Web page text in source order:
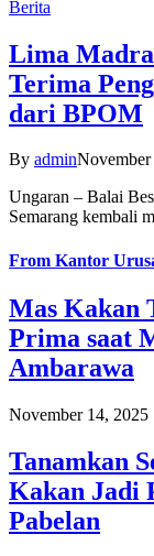
Berita
Lima
Terima
dari BPOM
By admin
Ungaran – Balai
Semarang kembali
From Kantor
Mas Kakan
Prima saat
Ambarawa
November 14, 2025
Tanamkan
Kakan Jadi
Pabelan